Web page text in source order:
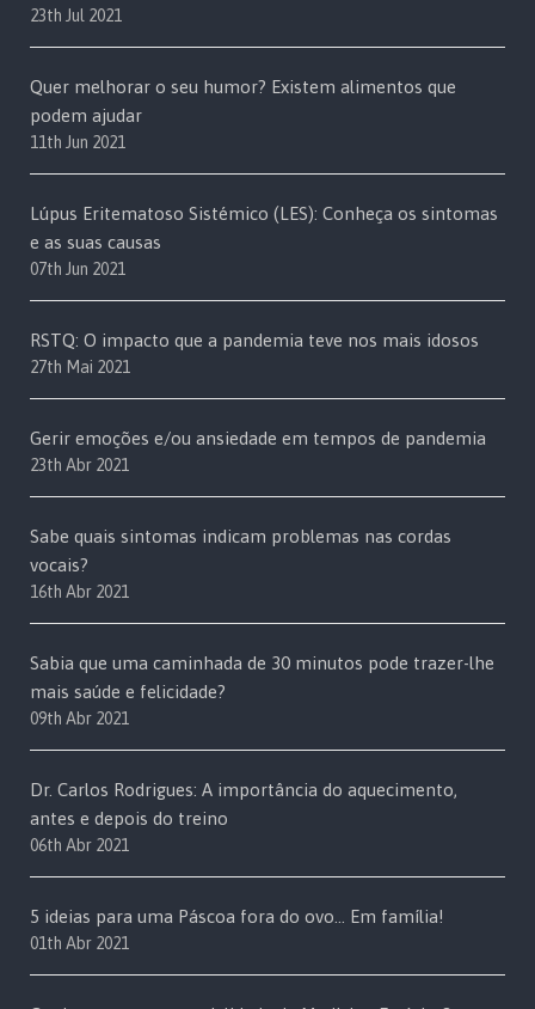
23th Jul 2021
Quer melhorar o seu humor? Existem alimentos que
podem ajudar
11th Jun 2021
Lúpus Eritematoso Sistémico (LES): Conheça os sintomas
e as suas causas
07th Jun 2021
RSTQ: O impacto que a pandemia teve nos mais idosos
27th Mai 2021
Gerir emoções e/ou ansiedade em tempos de pandemia
23th Abr 2021
Sabe quais sintomas indicam problemas nas cordas
vocais?
16th Abr 2021
Sabia que uma caminhada de 30 minutos pode trazer-lhe
mais saúde e felicidade?
09th Abr 2021
Dr. Carlos Rodrigues: A importância do aquecimento,
antes e depois do treino
06th Abr 2021
5 ideias para uma Páscoa fora do ovo… Em família!
01th Abr 2021